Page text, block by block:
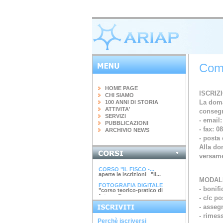
HOME PAGE
CHI SIAMO
100 ANNI DI STORIA
ATTIVITA'
SERVIZI
PUBBLICAZIONI
ARCHIVIO NEWS
INGEGNERIA DEL...
terminato il corso di 20 ore...
CORSO "IL FISCO -...
aperte le iscrizioni "il...
FOTOGRAFIA DIGITALE
"corso teorico-pratico di
fotografia...
ARGINI, SPONDE E...
corso di 4 ore argini, spinde
e...
DIAGNOSTICA...
Perchè iscriversi
La
-
- fax:
- posta
Alla
-
- c/c
-
-